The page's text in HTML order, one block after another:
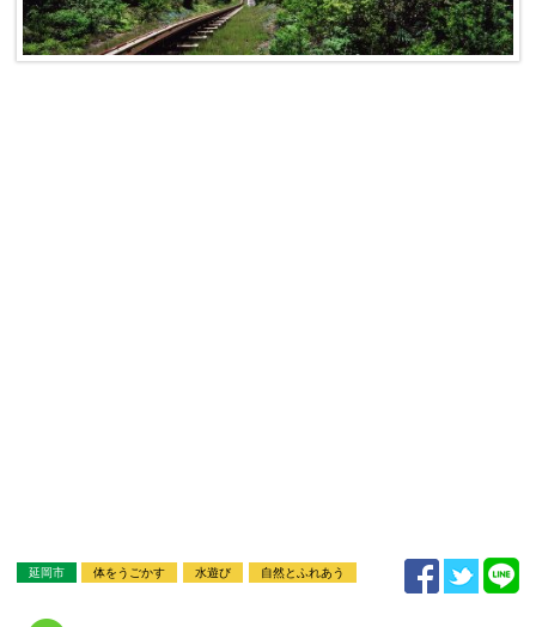
延岡市 体をうごかす 水遊び 自然とふれあう